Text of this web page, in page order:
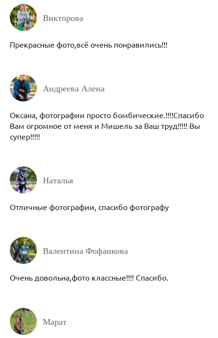
Викторова
Прекрасные фото,всё очень понравились!!!
Андреева Алена
Оксана, фотографии просто бомбические.!!!!Спасибо
Вам огромное от меня и Мишель за Ваш труд!!!!! Вы
супер!!!!!
Наталья
Отличные фотографии, спасибо фотографу
Валентина Фофанкова
Очень довольна,фото классные!!!! Спасибо.
Марат